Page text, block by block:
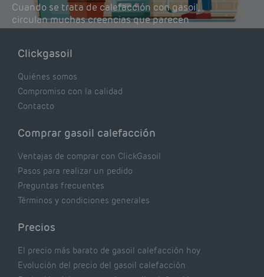
Cuando se trata de calefacción con gasoil,
circulan muchas creencias que parecen
lógicas pero que, en realidad, pueden estar
de tu caldera. Pocas se contrastan con lo que
Clickgasoil
Quiénes somos
Compromiso con la calidad
Contacto
Comprar gasoil calefacción
Ventajas de comprar con ClickGasoil
Pasos para realizar un pedido
Preguntas frecuentes
Términos y condiciones generales
Precios
El precio más barato de gasoil calefacción hoy
Evolución del precio del gasoil calefacción